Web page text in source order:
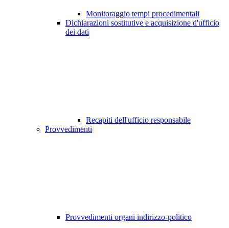
Monitoraggio tempi procedimentali
Dichiarazioni sostitutive e acquisizione d'ufficio
dei dati
Recapiti dell'ufficio responsabile
Provvedimenti
Provvedimenti organi indirizzo-politico